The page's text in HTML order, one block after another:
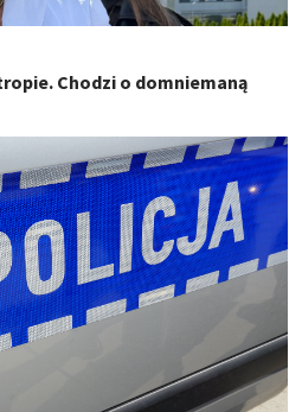
Chodzi o domniemaną